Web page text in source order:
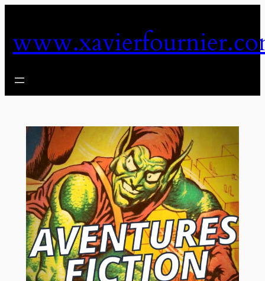
contenu